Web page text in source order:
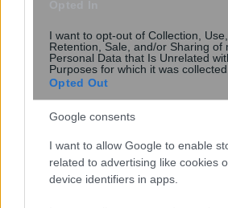
I want to opt-out of Collection, Use,
Retention, Sale, and/or Sharing of
Personal Data that Is Unrelated
Purposes for which it was collected.
Opted Out
Google consents
I want to allow Google to enable
related to advertising like cookies
device identifiers in apps.
Στον «καθρεφτένιο
σωματίδια μετατρέπονται